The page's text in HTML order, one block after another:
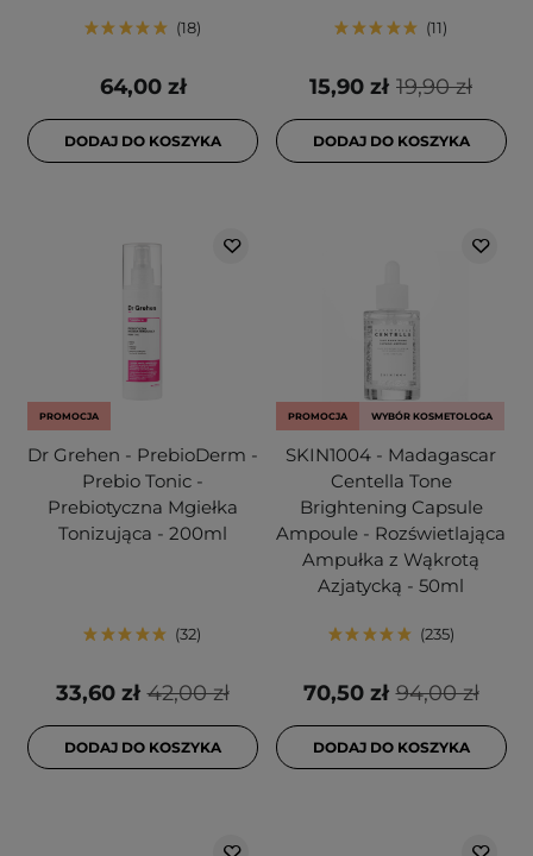
18
64,00 zł
DODAJ DO KOSZYKA
11
19,90 zł
15,90 zł
DODAJ DO KOSZYKA
PROMOCJA
Dr Grehen - PrebioDerm -
Prebio Tonic -
Prebiotyczna Mgiełka
Tonizująca - 200ml
32
42,00 zł
33,60 zł
DODAJ DO KOSZYKA
PROMOCJA WYBÓR KOSMETOLOGA
SKIN1004 - Madagascar
Centella Tone
Brightening Capsule
Ampoule - Rozświetlająca
Ampułka z Wąkrotą
Azjatycką - 50ml
235
94,00 zł
70,50 zł
DODAJ DO KOSZYKA